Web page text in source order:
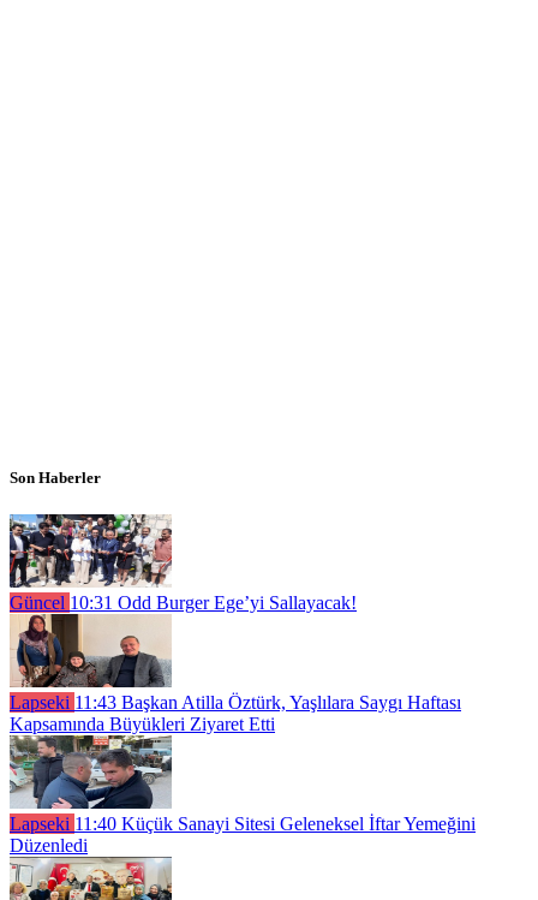
Son Haberler
Güncel 10:31 Odd Burger Ege’yi Sallayacak!
Lapseki 11:43 Başkan Atilla Öztürk, Yaşlılara Saygı Haftası
Kapsamında Büyükleri Ziyaret Etti
Lapseki 11:40 Küçük Sanayi Sitesi Geleneksel İftar Yemeğini
Düzenledi